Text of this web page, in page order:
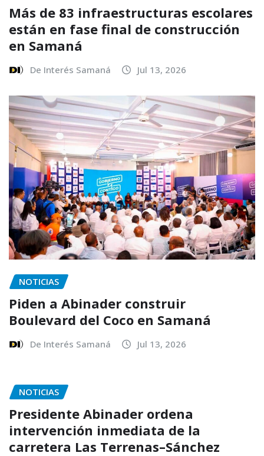
Más de 83 infraestructuras escolares
están en fase final de construcción
en Samaná
De Interés Samaná Jul 13, 2026
NOTICIAS
Piden a Abinader construir
Boulevard del Coco en Samaná
De Interés Samaná Jul 13, 2026
NOTICIAS
Presidente Abinader ordena
intervención inmediata de la
carretera Las Terrenas–Sánchez